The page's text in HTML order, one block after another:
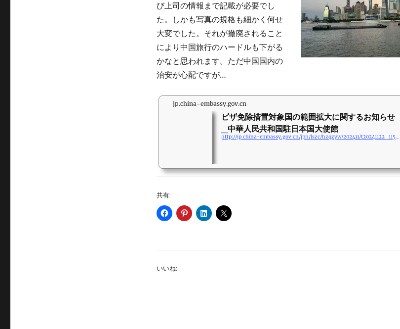
び上司の情報まで記載が必要でし
た。しかも写真の規格も細かく何せ
大変でした。それが撤廃されること
により中国旅行のハードルも下がる
かなと思われます。ただ中国国内の
治安が心配ですが…
jp.china-embassy.gov.cn
ビザ免除措置対象国の範囲拡大に関するお知らせ
_中華人民共和国駐日本国大使館
http://jp.china-embassy.gov.cn/jpn/lszc/hzqzyw/202411/t20241122_11531311.htm
共有:
いいね: